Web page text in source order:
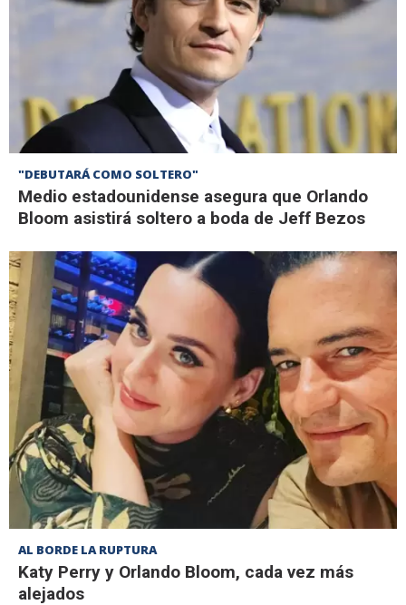
"DEBUTARÁ COMO SOLTERO"
Medio estadounidense asegura que Orlando
Bloom asistirá soltero a boda de Jeff Bezos
AL BORDE LA RUPTURA
Katy Perry y Orlando Bloom, cada vez más
alejados